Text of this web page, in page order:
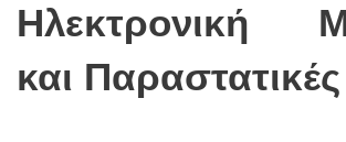
Ηλεκτρονική
και